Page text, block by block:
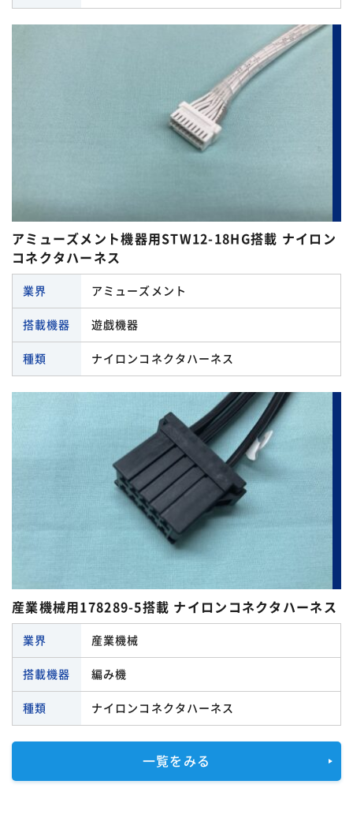
閉じる
アミューズメント機器用STW12-18HG搭載 ナイロン
コネクタハーネス
業界 アミューズメント
搭載機器 遊戯機器
種類 ナイロンコネクタハーネス
産業機械用178289-5搭載 ナイロンコネクタハーネス
業界 産業機械
搭載機器 編み機
種類 ナイロンコネクタハーネス
一覧をみる